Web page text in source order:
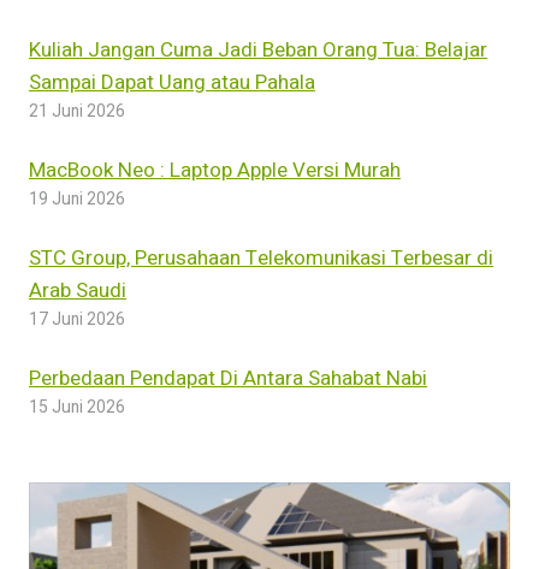
Kuliah Jangan Cuma Jadi Beban Orang Tua: Belajar
Sampai Dapat Uang atau Pahala
21 Juni 2026
MacBook Neo : Laptop Apple Versi Murah
19 Juni 2026
STC Group, Perusahaan Telekomunikasi Terbesar di
Arab Saudi
17 Juni 2026
Perbedaan Pendapat Di Antara Sahabat Nabi
15 Juni 2026